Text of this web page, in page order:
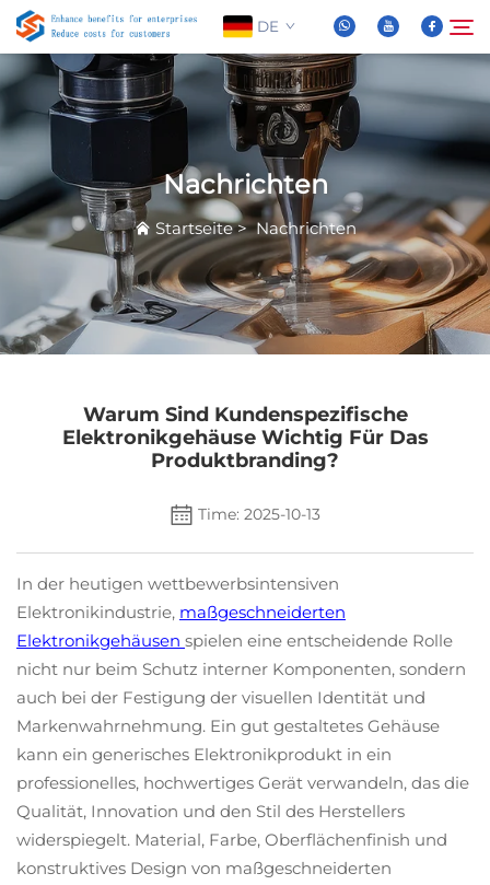
DE
Über Uns
Produkte
Nachrichten
FAQ
Kontaktieren Sie Uns
Suche
Nachrichten
Startseite>Nachrichten
Warum Sind Kundenspezifische
Elektronikgehäuse Wichtig Für Das
Produktbranding?
Time: 2025-10-13
In der heutigen wettbewerbsintensiven
Elektronikindustrie, maßgeschneiderten
Elektronikgehäusen spielen eine entscheidende Rolle
nicht nur beim Schutz interner Komponenten, sondern
auch bei der Festigung der visuellen Identität und
Markenwahrnehmung. Ein gut gestaltetes Gehäuse
kann ein generisches Elektronikprodukt in ein
professionelles, hochwertiges Gerät verwandeln, das die
Qualität, Innovation und den Stil des Herstellers
widerspiegelt. Material, Farbe, Oberflächenfinish und
konstruktives Design von maßgeschneiderten